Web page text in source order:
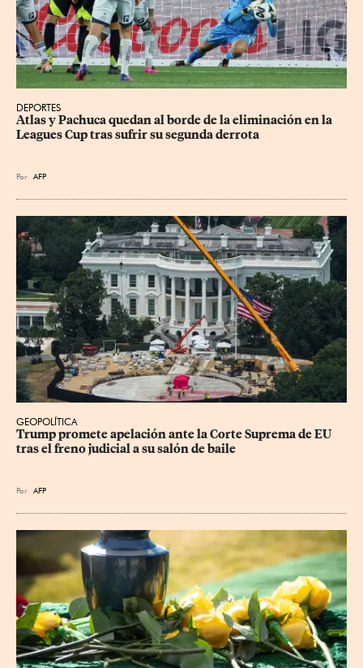
DEPORTES
Atlas y Pachuca quedan al borde de la eliminación en la
Leagues Cup tras sufrir su segunda derrota
Por AFP
GEOPOLÍTICA
Trump promete apelación ante la Corte Suprema de EU
tras el freno judicial a su salón de baile
Por AFP